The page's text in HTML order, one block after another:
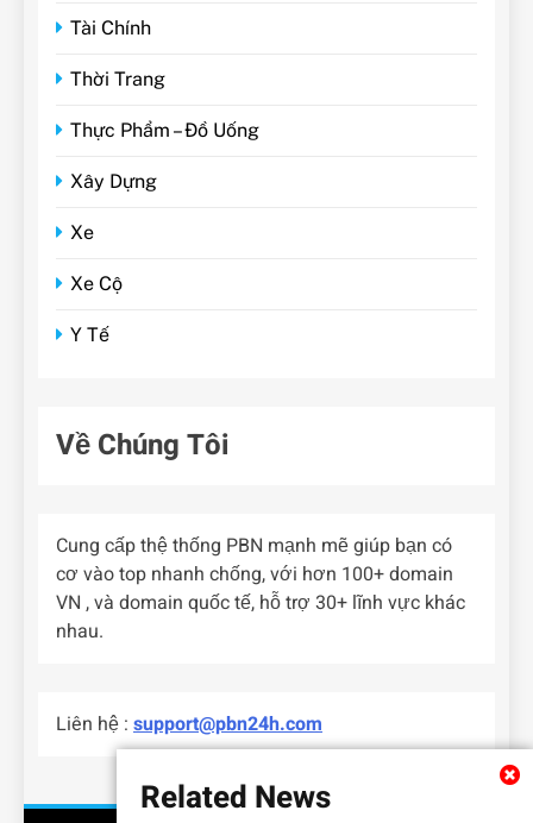
Related News
Tài Chính
Thời Trang
Thực Phẩm – Đồ Uống
Xây Dựng
Xe
Xe Cộ
Y Tế
Về Chúng Tôi
Cung cấp thệ thống PBN mạnh mẽ giúp bạn có
cơ vào top nhanh chống, với hơn 100+ domain
VN , và domain quốc tế, hỗ trợ 30+ lĩnh vực khác
nhau.
Liên hệ : support@pbn24h.com